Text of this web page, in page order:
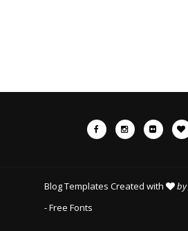
Blog Templates Created with by
-Free Fonts